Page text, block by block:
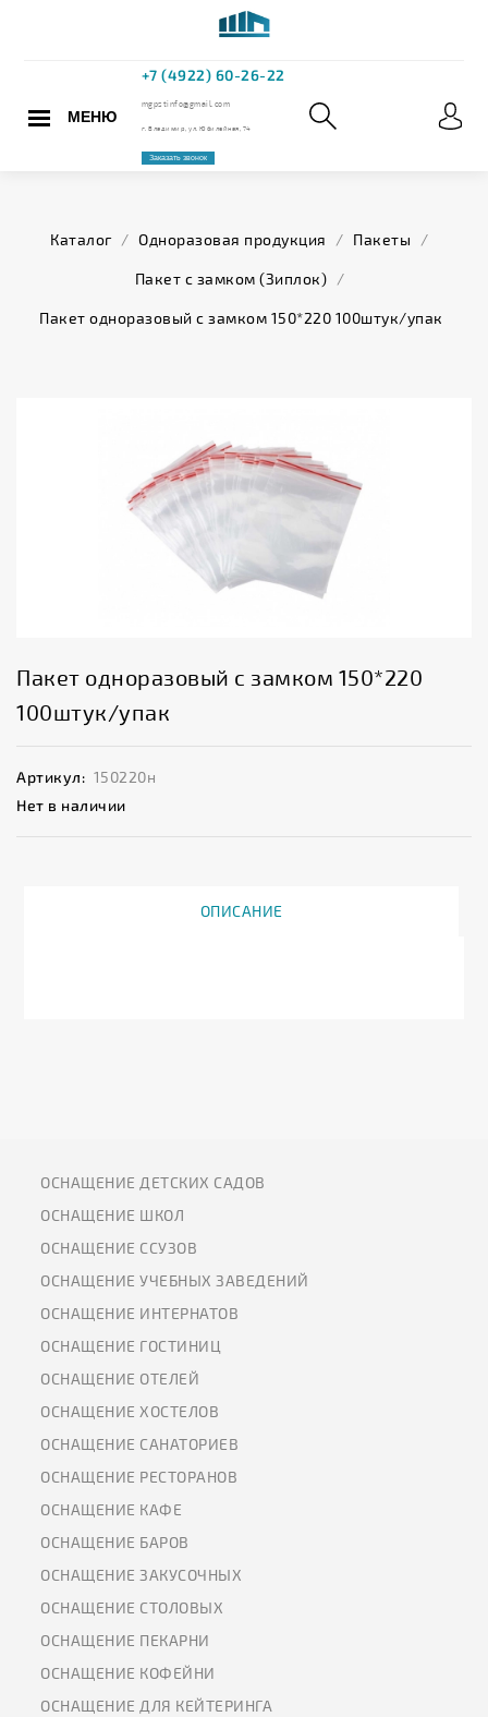
МЕНЮ
Заказать звонок
Каталог / Одноразовая продукция / Пакеты /
Пакет с замком (Зиплок) /
Пакет одноразовый с замком 150*220 100штук/упак
Пакет одноразовый с замком 150*220
100штук/упак
Артикул: 150220н
Нет в наличии
ОПИСАНИЕ
ОСНАЩЕНИЕ ДЕТСКИХ САДОВ
ОСНАЩЕНИЕ ШКОЛ
ОСНАЩЕНИЕ ССУЗОВ
ОСНАЩЕНИЕ УЧЕБНЫХ ЗАВЕДЕНИЙ
ОСНАЩЕНИЕ ИНТЕРНАТОВ
ОСНАЩЕНИЕ ГОСТИНИЦ
ОСНАЩЕНИЕ ОТЕЛЕЙ
ОСНАЩЕНИЕ ХОСТЕЛОВ
ОСНАЩЕНИЕ САНАТОРИЕВ
ОСНАЩЕНИЕ РЕСТОРАНОВ
ОСНАЩЕНИЕ КАФЕ
ОСНАЩЕНИЕ БАРОВ
ОСНАЩЕНИЕ ЗАКУСОЧНЫХ
ОСНАЩЕНИЕ СТОЛОВЫХ
ОСНАЩЕНИЕ ПЕКАРНИ
ОСНАЩЕНИЕ КОФЕЙНИ
ОСНАЩЕНИЕ ДЛЯ КЕЙТЕРИНГА